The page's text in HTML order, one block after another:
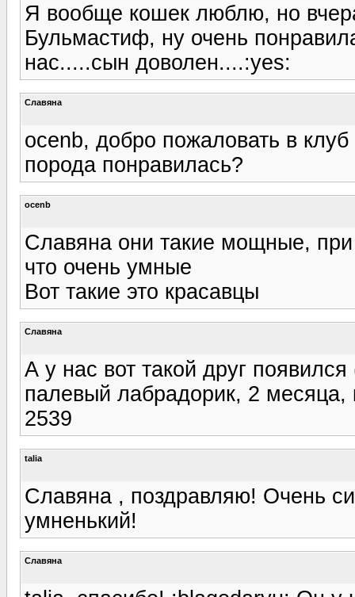
Я вообще кошек люблю, но
Бульмастиф, ну очень
нас.....сын доволен....:yes:
Славяна
ocenb, добро пожаловать в
порода понравилась?
ocenb
Славяна они такие мощные, при
что очень умные
Вот такие это красавцы
Славяна
А у нас вот такой друг
палевый лабрадорик, 2 месяца,
2539
talia
Славяна , поздравляю! Очень
умненький!
Славяна